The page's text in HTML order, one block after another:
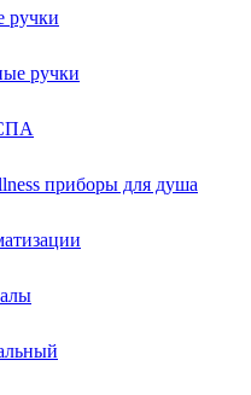
ручки
ручки
приборы для душа